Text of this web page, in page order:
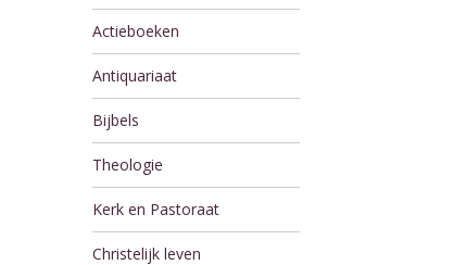
Actieboeken
Antiquariaat
Bijbels
Theologie
Kerk en Pastoraat
Christelijk leven